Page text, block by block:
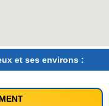
et ses environs :